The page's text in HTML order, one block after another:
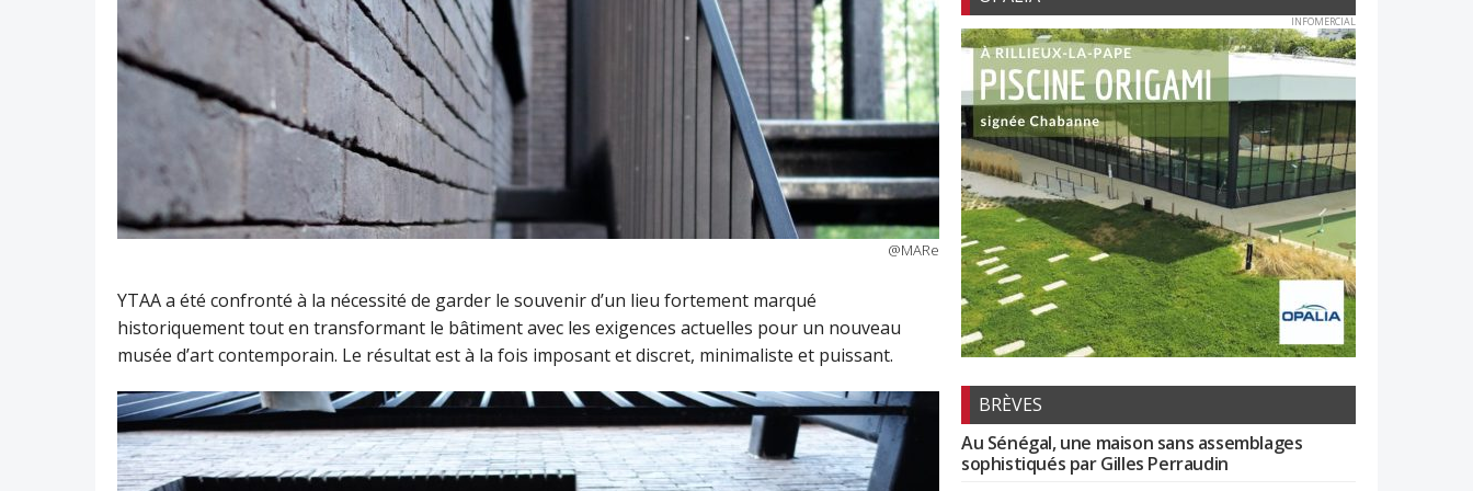
@MARe
YTAA a été confronté à la nécessité de garder le souvenir d’un lieu fortement marqué
historiquement tout en transformant le bâtiment avec les exigences actuelles pour un nouveau
musée d’art contemporain. Le résultat est à la fois imposant et discret, minimaliste et puissant.
INFOMERCIAL
BRÈVES
Au Sénégal, une maison sans assemblages
sophistiqués par Gilles Perraudin